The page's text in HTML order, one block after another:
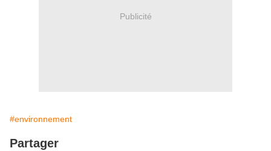
Publicité
#environnement
Partager